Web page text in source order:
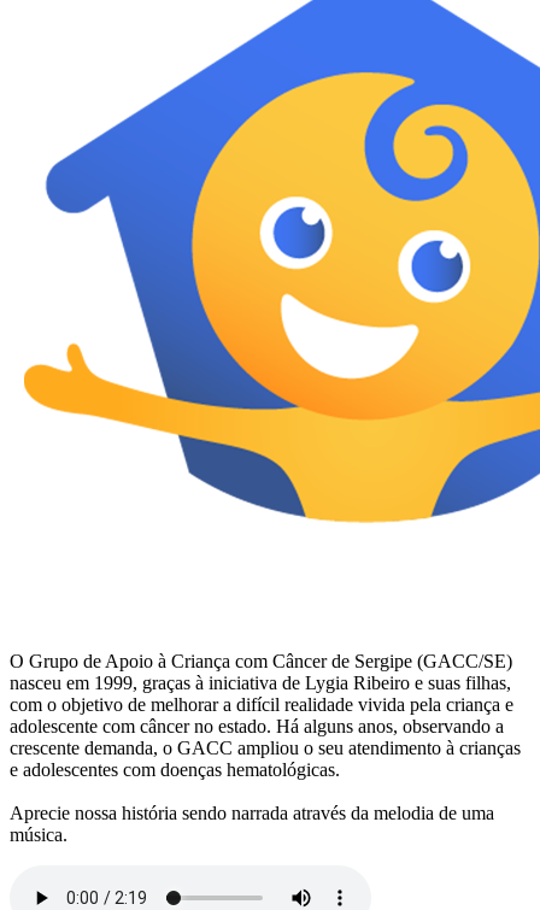
O Grupo de Apoio à Criança com Câncer de Sergipe (GACC/SE)
nasceu em 1999, graças à iniciativa de Lygia Ribeiro e suas filhas,
com o objetivo de melhorar a difícil realidade vivida pela criança e
adolescente com câncer no estado. Há alguns anos, observando a
crescente demanda, o GACC ampliou o seu atendimento à crianças
e adolescentes com doenças hematológicas.
Aprecie nossa história sendo narrada através da melodia de uma
música.